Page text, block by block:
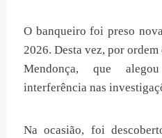
O banqueiro foi preso
2026. Desta vez, por
Mendonça, que
interferência nas
Na ocasião, foi